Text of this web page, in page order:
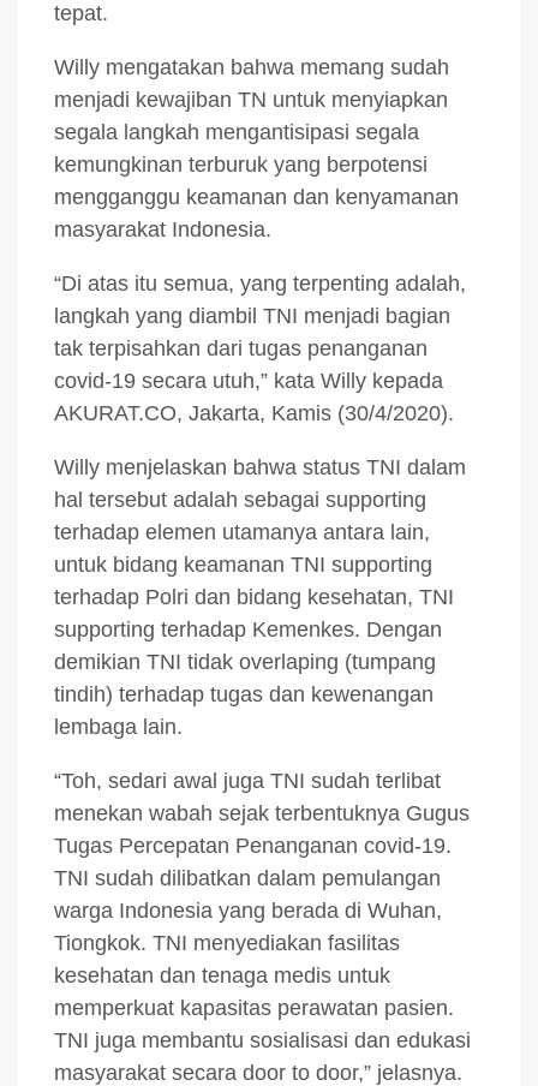
tepat.
Willy mengatakan bahwa memang sudah
menjadi kewajiban TN untuk menyiapkan
segala langkah mengantisipasi segala
kemungkinan terburuk yang berpotensi
mengganggu keamanan dan kenyamanan
masyarakat Indonesia.
“Di atas itu semua, yang terpenting adalah,
langkah yang diambil TNI menjadi bagian
tak terpisahkan dari tugas penanganan
covid-19 secara utuh,” kata Willy kepada
AKURAT.CO, Jakarta, Kamis (30/4/2020).
Willy menjelaskan bahwa status TNI dalam
hal tersebut adalah sebagai supporting
terhadap elemen utamanya antara lain,
untuk bidang keamanan TNI supporting
terhadap Polri dan bidang kesehatan, TNI
supporting terhadap Kemenkes. Dengan
demikian TNI tidak overlaping (tumpang
tindih) terhadap tugas dan kewenangan
lembaga lain.
“Toh, sedari awal juga TNI sudah terlibat
menekan wabah sejak terbentuknya Gugus
Tugas Percepatan Penanganan covid-19.
TNI sudah dilibatkan dalam pemulangan
warga Indonesia yang berada di Wuhan,
Tiongkok. TNI menyediakan fasilitas
kesehatan dan tenaga medis untuk
memperkuat kapasitas perawatan pasien.
TNI juga membantu sosialisasi dan edukasi
masyarakat secara door to door,” jelasnya.